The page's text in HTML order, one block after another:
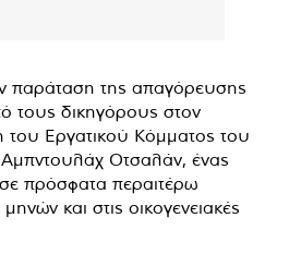
παράταση της απαγόρευσης
τους δικηγόρους στον
του Εργατικού Κόμματος του
Οτσαλάν, ένας
πρόσφατα περαιτέρω
και στις οικογενειακές